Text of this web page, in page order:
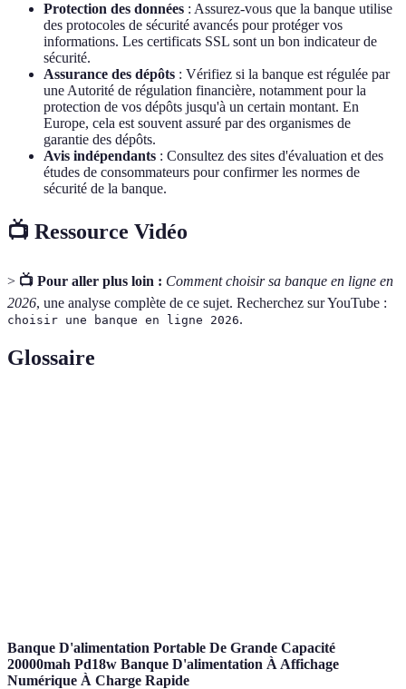
Protection des données : Assurez-vous que la banque utilise
des protocoles de sécurité avancés pour protéger vos
informations. Les certificats SSL sont un bon indicateur de
sécurité.
Assurance des dépôts : Vérifiez si la banque est régulée par
une Autorité de régulation financière, notamment pour la
protection de vos dépôts jusqu'à un certain montant. En
Europe, cela est souvent assuré par des organismes de
garantie des dépôts.
Avis indépendants : Consultez des sites d'évaluation et des
études de consommateurs pour confirmer les normes de
sécurité de la banque.
📺 Ressource Vidéo
> 📺 Pour aller plus loin : Comment choisir sa banque en ligne en
2026, une analyse complète de ce sujet. Recherchez sur YouTube :
choisir une banque en ligne 2026.
Glossaire
Banque D'alimentation Portable De Grande Capacité
20000mah Pd18w Banque D'alimentation À Affichage
Numérique À Charge Rapide